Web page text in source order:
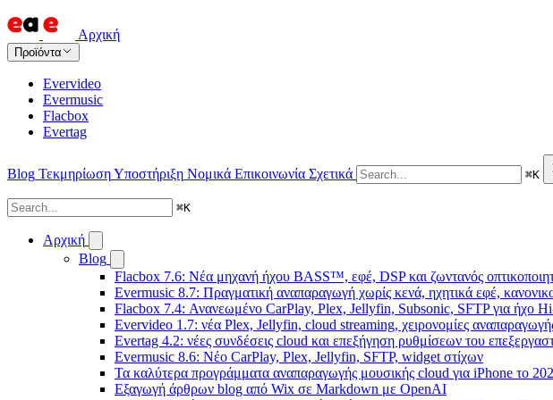
Αρχική
Προϊόντα
Evervideo
Evermusic
Flacbox
Evertag
Blog ΤεκμηρίωσηΥποστήριξη Νομικά Επικοινωνία Σχετικά ⌘K
⌘K
Αρχική
Blog
Flacbox 7.6: Νέα μηχανή ήχου BASS™, εφέ, DSP και ζωντανός
Evermusic 8.7: Πραγματική αναπαραγωγή χωρίς κενά, ηχητικά εφέ,
Flacbox 7.4: Ανανεωμένο CarPlay, Plex, Jellyfin, Subsonic, SFTP για ήχο
Evervideo 1.7: νέα Plex, Jellyfin, cloud streaming, χειρονομίες
Evertag 4.2: νέες συνδέσεις cloud και επεξήγηση ρυθμίσεων του
Evermusic 8.6: Νέο CarPlay, Plex, Jellyfin, SFTP, widget στίχων
Τα καλύτερα προγράμματα αναπαραγωγής μουσικής cloud για iPhone το
Εξαγωγή άρθρων blog από Wix σε Markdown με OpenAI